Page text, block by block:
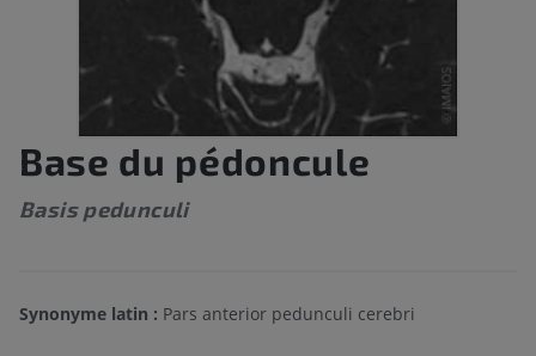
Base du pédoncule
Basis pedunculi
Synonyme latin : Pars anterior pedunculi cerebri